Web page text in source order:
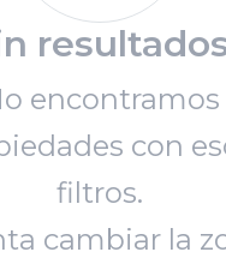
encontramos
con
filtros.
cambiar la